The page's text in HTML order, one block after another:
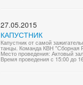
27.05.2015
КАПУСТНИК
Капустник от самой
танцы. Команда КВН "Сборная
Место проведения: Актовый
Время проведения с 15:00 до